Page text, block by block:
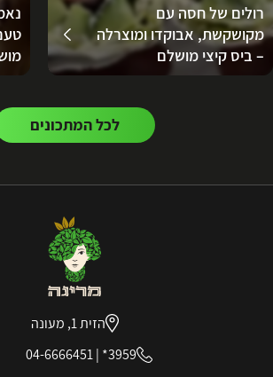
רולים של חסה עם
מקושקשת, אבוקדו ומוצרלה
– ביס קיצי מושלם
לכל המתכונים
הזית 1, מעונה
3959*
|
04-6666451